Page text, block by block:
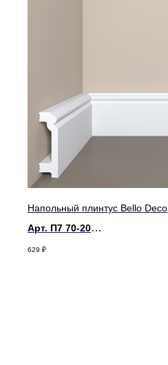
Напольный плинтус Bello Deco
Арт. П7 70-20
д 2000 x в 70 x ш 20 мм
629 ₽